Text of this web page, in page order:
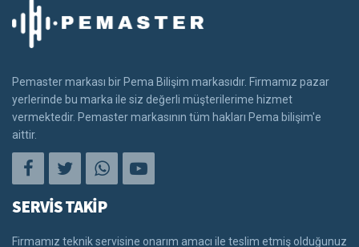
Pemaster markası bir Pema Bilişim markasıdır. Firmamız pazar
yerlerinde bu marka ile siz değerli müşterilerime hizmet
vermektedir. Pemaster markasının tüm hakları Pema bilişim'e
aittir.
SERVİS TAKİP
Firmamız teknik servisine onarım amacı ile teslim etmiş olduğunuz